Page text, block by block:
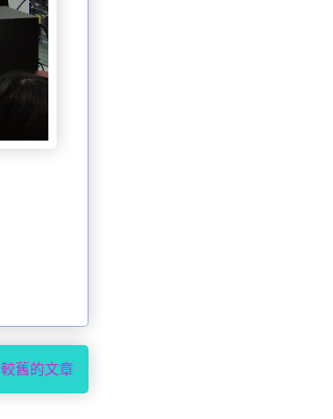
較舊的文章